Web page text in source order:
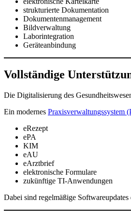
strukturierte Dokumentation
Dokumentenmanagement
Bildverwaltung
Laborintegration
Geräteanbindung
Vollständige
Die Digitalisierung des
Ein modernes Praxisverwaltungssystem
eRezept
ePA
KIM
eAU
eArztbrief
elektronische Formulare
zukünftige TI-Anwendungen
Dabei sind regelmäßige